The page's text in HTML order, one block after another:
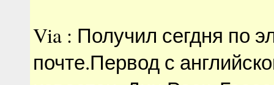
Via : Получил сегдня по
почте.Первод с